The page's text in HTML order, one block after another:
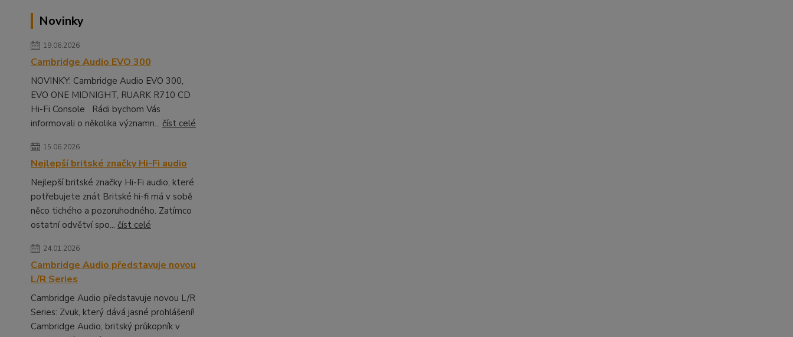
Novinky
19.06.2026
Cambridge Audio EVO 300
NOVINKY: Cambridge Audio EVO 300,
EVO ONE MIDNIGHT, RUARK R710 CD
Hi-Fi Console Rádi bychom Vás
informovali o několika významn... číst celé
15.06.2026
Nejlepší britské značky Hi-Fi audio
Nejlepší britské značky Hi-Fi audio, které
potřebujete znát Britské hi-fi má v sobě
něco tichého a pozoruhodného. Zatímco
ostatní odvětví spo... číst celé
24.01.2026
Cambridge Audio představuje novou
L/R Series
Cambridge Audio představuje novou L/R
Series: Zvuk, který dává jasné prohlášení!
Cambridge Audio, britský průkopník v